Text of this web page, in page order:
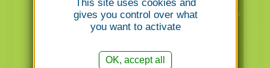
This site uses cookies and
gives you control over what
you want to activate
OK, accept all